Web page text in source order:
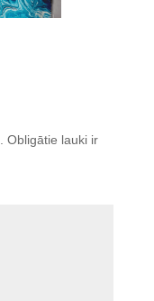
Obligātie lauki ir